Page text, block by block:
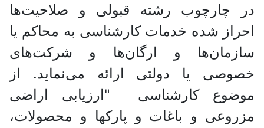
چارچوب رشته قبولی و صلاحیت‌ها
شده خدمات کارشناسی به محاکم یا
و ارگان‌ها و شرکت‌های
یا دولتی ارائه می‌نماید. از
کارشناسی "ارزیابی اراضی
و باغات و پارکها و محصولات،